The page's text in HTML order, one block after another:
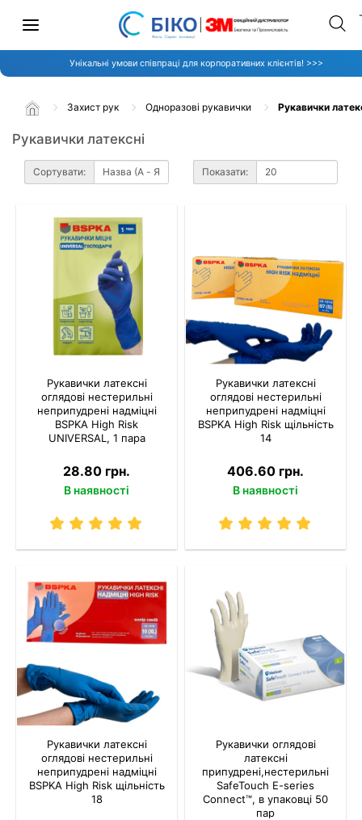
Унікальні умови співпраці для корпоративних клієнтів! >>>
Захист рук Одноразові рукавички Рукавички
Рукавички латексні
Сортувати: Показати:
Рукавички латексні
оглядові нестерильні
неприпудрені надміцні
BSPKA Hіgh Risk
UNIVERSAL, 1 пара
28.80 грн.
В наявності
Рукавички латексні
оглядові нестерильні
неприпудрені надміцні
BSPKA Hіgh Risk щільність
14
406.60 грн.
В наявності
Рукавички латексні
оглядові нестерильні
неприпудрені надміцні
BSPKA Hіgh Risk щільність
18
Рукавички оглядові
латексні
припудрені,нестерильні
SafeTouch E-series
Connect™, в упаковці 50
пар